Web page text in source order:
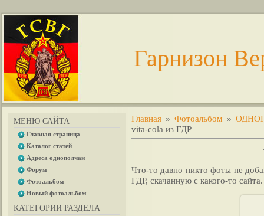
Гарнизон
МЕНЮ САЙТА
Главная страница
Каталог статей
Адреса однополчан
Форум
Фотоальбом
Новый фотоальбом
КАТЕГОРИИ РАЗДЕЛА
Главная »Фотоальбом »
vita-cola из ГДР
Что-то давно никто фоты не
ГДР, скачанную с какого-то сайта.